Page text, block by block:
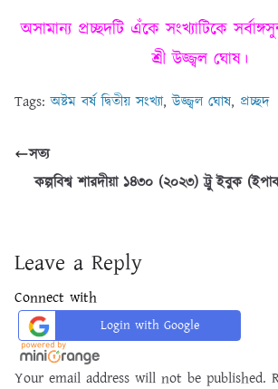
অসামান্য প্রচ্ছদটি এঁকে সংখ্যাটিকে
শ্রী উজ্জ্বল ঘোষ।
Tags:অষ্টম বর্ষ দ্বিতীয় সংখ্যা,উজ্জ্বল ঘোষ, প্রচ্ছদ
সত্য
কল্পবিশ্ব শারদীয়া ১৪৩০ (২০২৩) ট্রু ইবুক
Leave a Reply
Connect with
Login with Google
Your email address will not be published.